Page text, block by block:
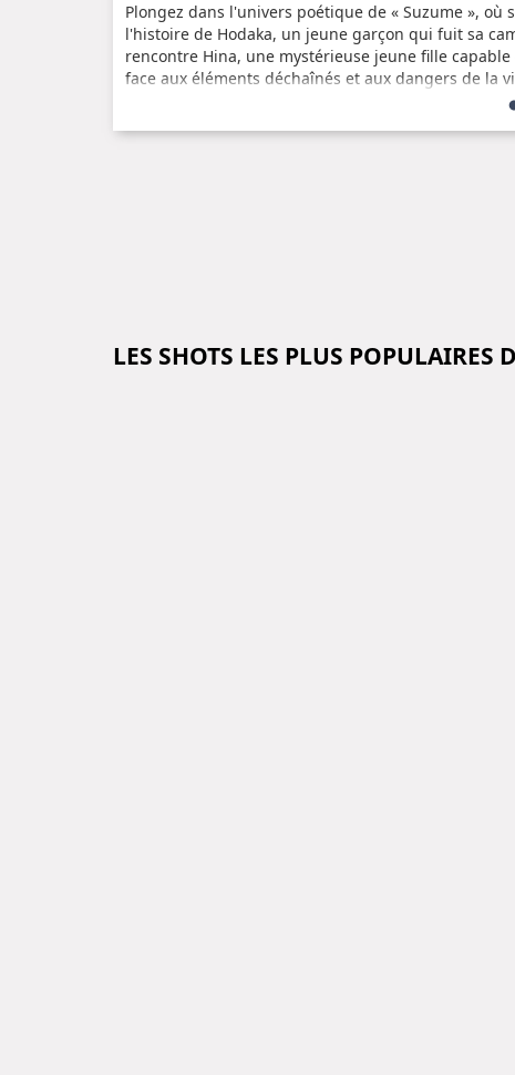
Plongez dans l'univers poétique de « Suzume »,
l'histoire de Hodaka, un jeune garçon qui fuit sa
rencontre Hina, une mystérieuse jeune fille
face aux éléments déchaînés et aux dangers de la
Avec ses graphismes époustouflants et sa bande-
l'animation japonaise. Réservez dès maintenant
LES SHOTS LES PLUS POPULAIRES